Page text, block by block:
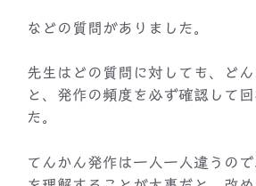
などの質問がありました。
先生はどの質問に対しても、ど
と、発作の頻度を必ず確認して
た。
てんかん発作は一人一人違うの